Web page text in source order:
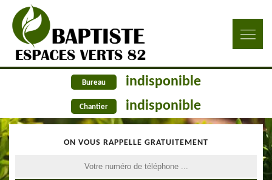
Bureau indisponible
Chantier indisponible
ON VOUS RAPPELLE GRATUITEMENT